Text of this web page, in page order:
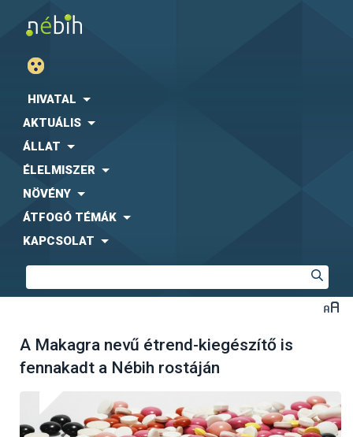
HIVATAL
AKTUÁLIS
ÁLLAT
ÉLELMISZER
NÖVÉNY
ÁTFOGÓ TÉMÁK
KAPCSOLAT
A Makagra nevű étrend-kiegészítő is
fennakadt a Nébih rostáján